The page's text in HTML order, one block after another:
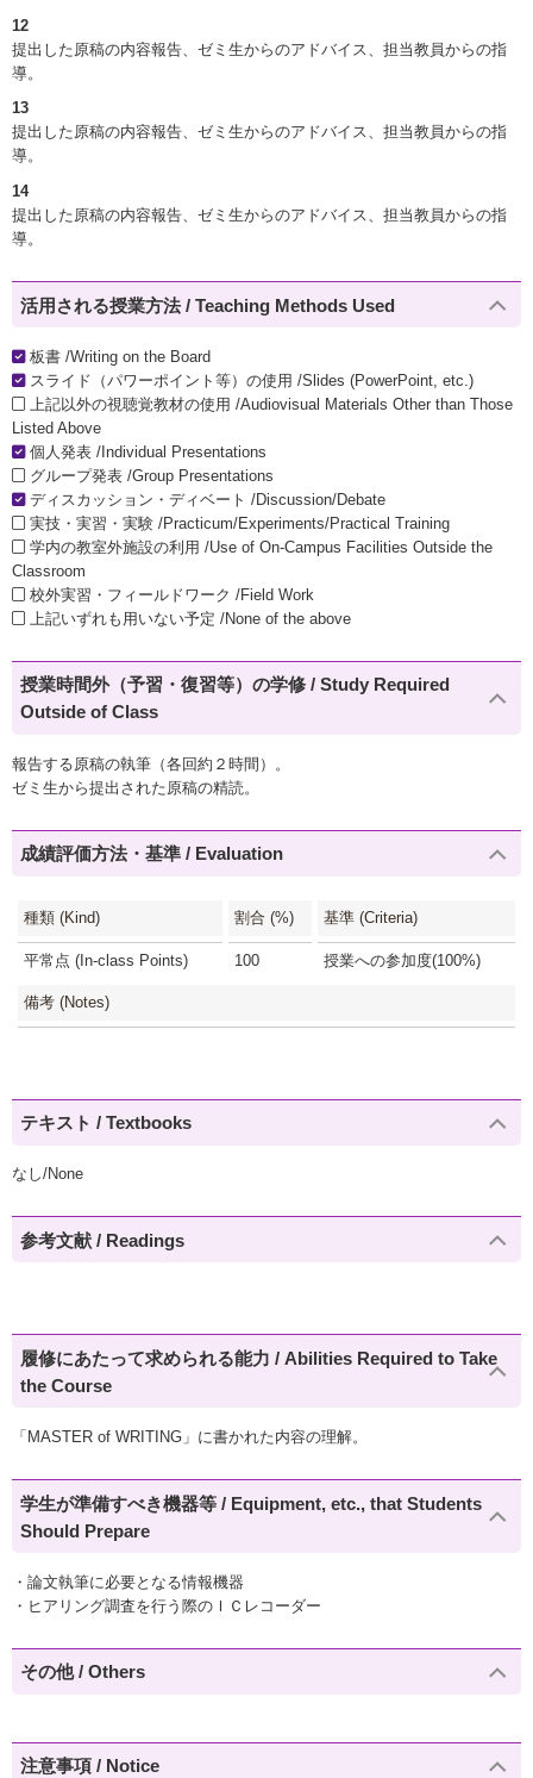
12
提出した原稿の内容報告、ゼミ生からのアドバイス、担当教員からの指
導。
13
提出した原稿の内容報告、ゼミ生からのアドバイス、担当教員からの指
導。
14
提出した原稿の内容報告、ゼミ生からのアドバイス、担当教員からの指
導。
活用される授業方法 / Teaching Methods Used
板書 /Writing on the Board
スライド（パワーポイント等）の使用 /Slides (PowerPoint, etc.)
上記以外の視聴覚教材の使用 /Audiovisual Materials Other than Those
Listed Above
個人発表 /Individual Presentations
グループ発表 /Group Presentations
ディスカッション・ディベート /Discussion/Debate
実技・実習・実験 /Practicum/Experiments/Practical Training
学内の教室外施設の利用 /Use of On-Campus Facilities Outside the
Classroom
校外実習・フィールドワーク /Field Work
上記いずれも用いない予定 /None of the above
授業時間外（予習・復習等）の学修 / Study Required
Outside of Class
報告する原稿の執筆（各回約２時間）。
ゼミ生から提出された原稿の精読。
成績評価方法・基準 / Evaluation
種類 (Kind) 割合 (%) 基準 (Criteria)
平常点 (In-class Points) 100 授業への参加度(100%)
備考 (Notes)
テキスト / Textbooks
なし/None
参考文献 / Readings
履修にあたって求められる能力 / Abilities Required to Take
the Course
「MASTER of WRITING」に書かれた内容の理解。
学生が準備すべき機器等 / Equipment, etc., that Students
Should Prepare
・論文執筆に必要となる情報機器
・ヒアリング調査を行う際のＩＣレコーダー
その他 / Others
注意事項 / Notice